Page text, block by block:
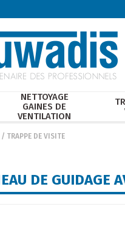
NETTOYAGE
GAINES DE
VENTILATION
/ TRAPPE DE VISITE
DE GUIDAGE